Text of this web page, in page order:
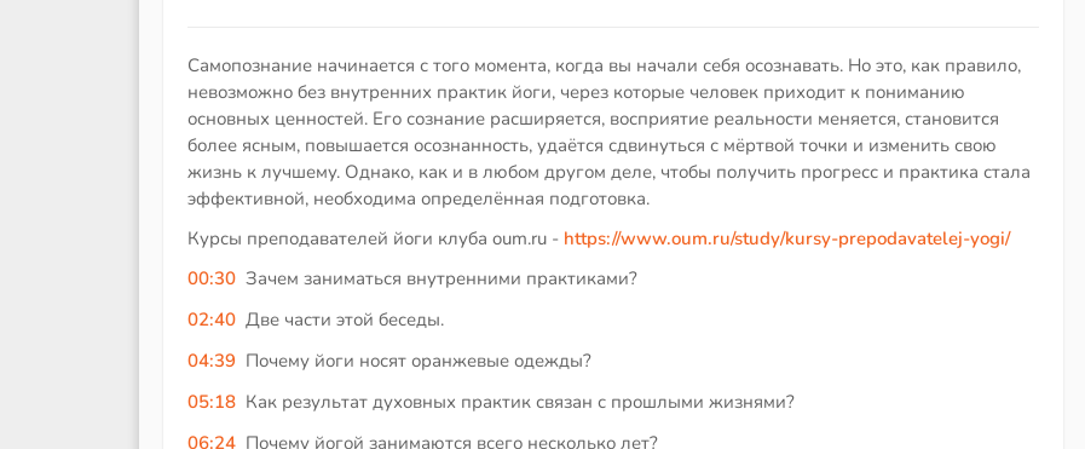
Самопознание начинается с того момента, когда вы начали себя осознавать. Но это, как правило,
невозможно без внутренних практик йоги, через которые человек приходит к пониманию
основных ценностей. Его сознание расширяется, восприятие реальности меняется, становится
более ясным, повышается осознанность, удаётся сдвинуться с мёртвой точки и изменить свою
жизнь к лучшему. Однако, как и в любом другом деле, чтобы получить прогресс и практика стала
эффективной, необходима определённая подготовка.
Курсы преподавателей йоги клуба oum.ru - https://www.oum.ru/study/kursy-prepodavatelej-yogi/
00:30 Зачем заниматься внутренними практиками?
02:40 Две части этой беседы.
04:39 Почему йоги носят оранжевые одежды?
05:18 Как результат духовных практик связан с прошлыми жизнями?
06:24 Почему йогой занимаются всего несколько лет?